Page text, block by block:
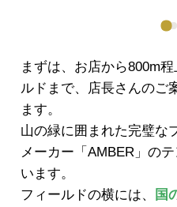
まずは、お店から800m
ルドまで、店長さんのご
ます。
山の緑に囲まれた完璧な
メーカー「AMBER」の
います。
フィールドの横には、
国